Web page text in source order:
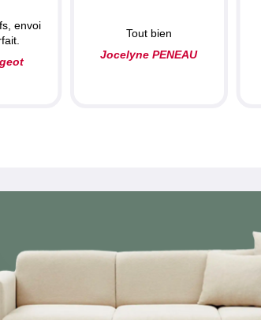
envoi
Tout bien
Jocelyne PENEAU